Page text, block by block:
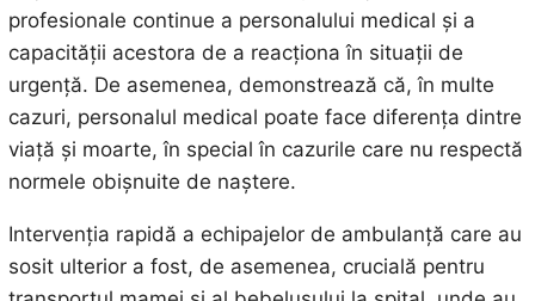
profesionale continue a personalului medical și a
capacității acestora de a reacționa în situații de
urgență. De asemenea, demonstrează că, în multe
cazuri, personalul medical poate face diferența dintre
viață și moarte, în special în cazurile care nu respectă
normele obișnuite de naștere.
Intervenția rapidă a echipajelor de ambulanță care au
sosit ulterior a fost, de asemenea, crucială pentru